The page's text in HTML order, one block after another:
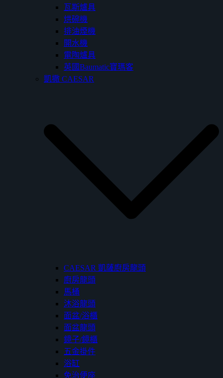
瓦斯爐具
烘碗機
排油煙機
開水機
電陶爐具
英國Baumatic寶瑪客
凱撒 CAESAR
CAESAR 凱薩廚房龍頭
廚房龍頭
馬桶
沐浴龍頭
面盆/浴櫃
面盆龍頭
鏡子/鏡櫃
五金掛件
浴缸
免治便座